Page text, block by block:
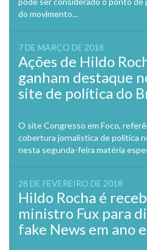
do movimento...
7 DE MARÇO DE 2018
Ações de Hildo
ganham destaque
site de política do
O site Congresso em Foco,
cobertura jornalística de política
nesta segunda-feira matéria
28 DE FEVEREIRO DE 2018
Hildo Rocha é
ministro Fux para
fake News em ano